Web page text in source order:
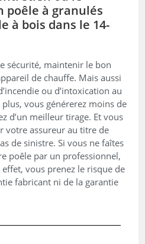
poêle à granulés
à bois dans le 14-
sécurité, maintenir le bon
de chauffe. Mais aussi
ou d’intoxication au
vous générerez moins de
d’un meilleur tirage. Et vous
votre assureur au titre de
de sinistre. Si vous ne faîtes
poêle par un professionnel,
vous prenez le risque de
fabricant ni de la garantie